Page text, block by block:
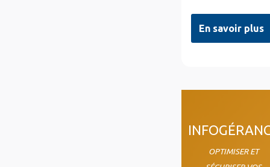
En savoir plus
OPTIMISER ET